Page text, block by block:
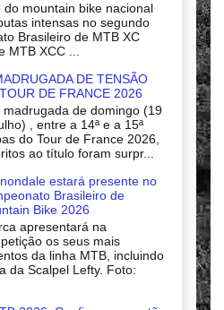
do mountain bike nacional
intensas no segundo
Brasileiro de MTB XC
MTB XCC ...
DE TENSÃO
DE FRANCE 2026
madrugada de domingo (19
, entre a 14ª e a 15ª
do Tour de France 2026,
ao título foram surpr...
estará presente no
Brasileiro de
Bike 2026
apresentará na
os seus mais
da linha MTB, incluindo
da Scalpel Lefty. Foto: